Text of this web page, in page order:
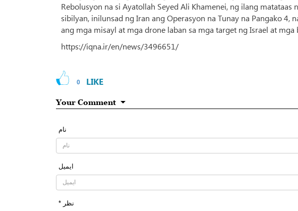
Rebolusyon na si Ayatollah Seyed Ali Khamenei, ng ilang
sibilyan, inilunsad ng Iran ang Operasyon na Tunay na Pangako 4,
ang mga misayl at mga drone laban sa mga target ng Israel at mga
https://iqna.ir/en/news/3496651/
0 LIKE
Your Comment
نام
ایمیل
* نظر